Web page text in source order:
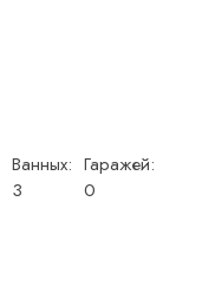
Ванных:
3
Гаражей:
0